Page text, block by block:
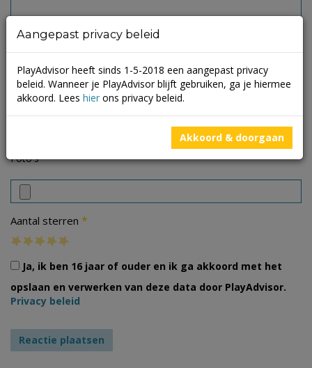
Foto's
Aantal sterren *
Ja, ik ben 16 jaar of ouder en ik ga akkoord met het
opslaan en verwerken van deze data door PlayAdvisor.
Privacy beleid
Aangepast privacy beleid
PlayAdvisor heeft sinds 1-5-2018 een aangepast privacy
beleid. Wanneer je PlayAdvisor blijft gebruiken, ga je hiermee
akkoord. Lees hier ons privacy beleid.
Akkoord & doorgaan